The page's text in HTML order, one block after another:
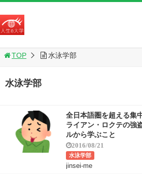
TOP 水泳学部
水泳学部
全日本語圏を超える集
ライアン・ロクテの強
ルから学ぶこと
2016/08/21
水泳学部
jinsei-me